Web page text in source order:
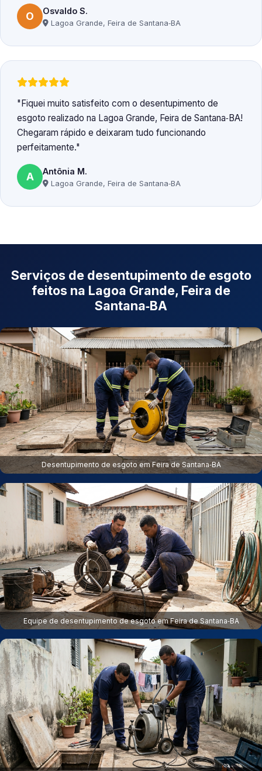
O Osvaldo S.
Lagoa Grande, Feira de Santana‑BA
Fiquei muito satisfeito com o desentupimento de
esgoto realizado na Lagoa Grande, Feira de Santana‑BA!
Chegaram rápido e deixaram tudo funcionando
perfeitamente.
A Antônia M.
Lagoa Grande, Feira de Santana‑BA
Serviços de desentupimento de esgoto
feitos na Lagoa Grande, Feira de
Santana‑BA
Desentupimento de esgoto em Feira de Santana‑BA
Equipe de desentupimento de esgoto em Feira de Santana‑BA